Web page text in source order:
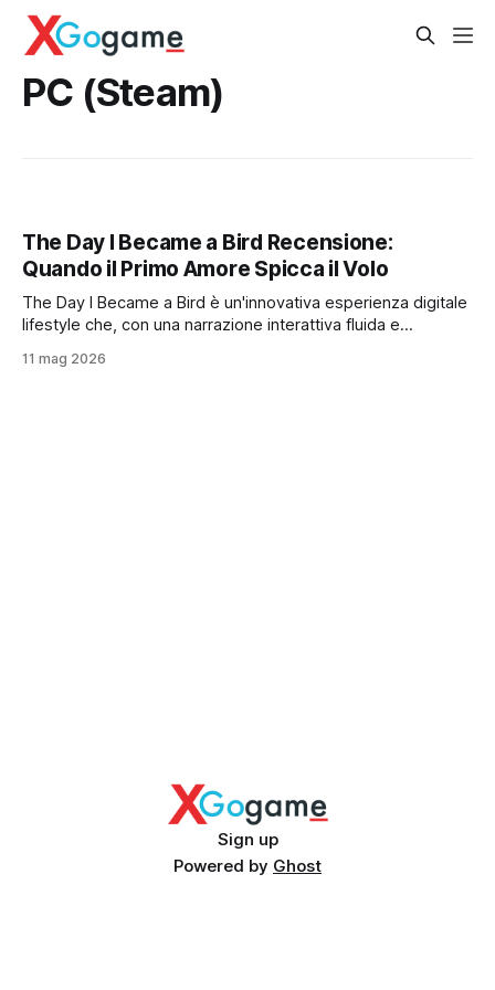
PC (Steam)
The Day I Became a Bird Recensione:
Quando il Primo Amore Spicca il Volo
The Day I Became a Bird è un'innovativa esperienza digitale
lifestyle che, con una narrazione interattiva fluida e
l'introspezione nonostante piccoli compromessi
11 mag 2026
Sign up
Powered by Ghost